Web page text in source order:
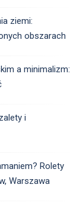
ziemi:
obszarach
a minimalizm:
i
Rolety
Warszawa